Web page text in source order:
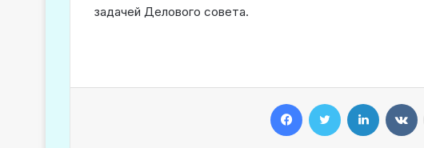
задачей Делового совета.